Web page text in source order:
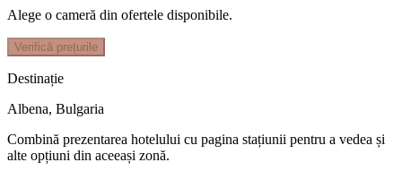
Alege o cameră din ofertele disponibile.
Verifică prețurile
Destinație
Albena, Bulgaria
Combină prezentarea hotelului cu pagina stațiunii pentru a vedea și
alte opțiuni din aceeași zonă.